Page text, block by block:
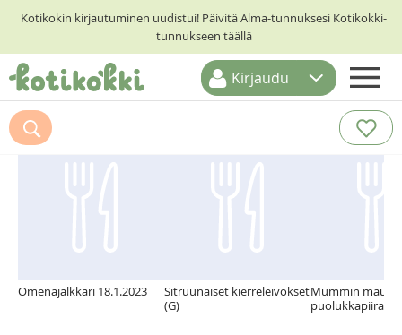
Kotikokin kirjautuminen uudistui! Päivitä Alma-tunnuksesi Kotikokki-
tunnukseen täällä
ETUSIVU
RESEPTIHAKU
Kirjaudu
Suosittelemme myös
Omenajälkkäri 18.1.2023
Sitruunaiset kierreleivokset
(G)
Mummin
puolukkapiirakka